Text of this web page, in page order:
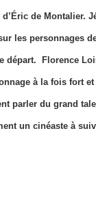
de Montalier.
les personnages
départ. Florence
à la fois fort
parler du grand
un cinéaste à